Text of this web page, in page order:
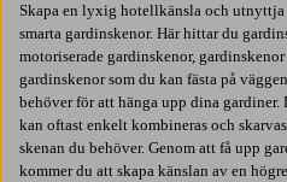
Skapa en lyxig hotellkänsla och
smarta gardinskenor. Här hittar du
motoriserade gardinskenor,
gardinskenor som du kan fästa på
behöver för att hänga upp dina
kan oftast enkelt kombineras och
skenan du behöver. Genom att få upp
kommer du att skapa känslan av en